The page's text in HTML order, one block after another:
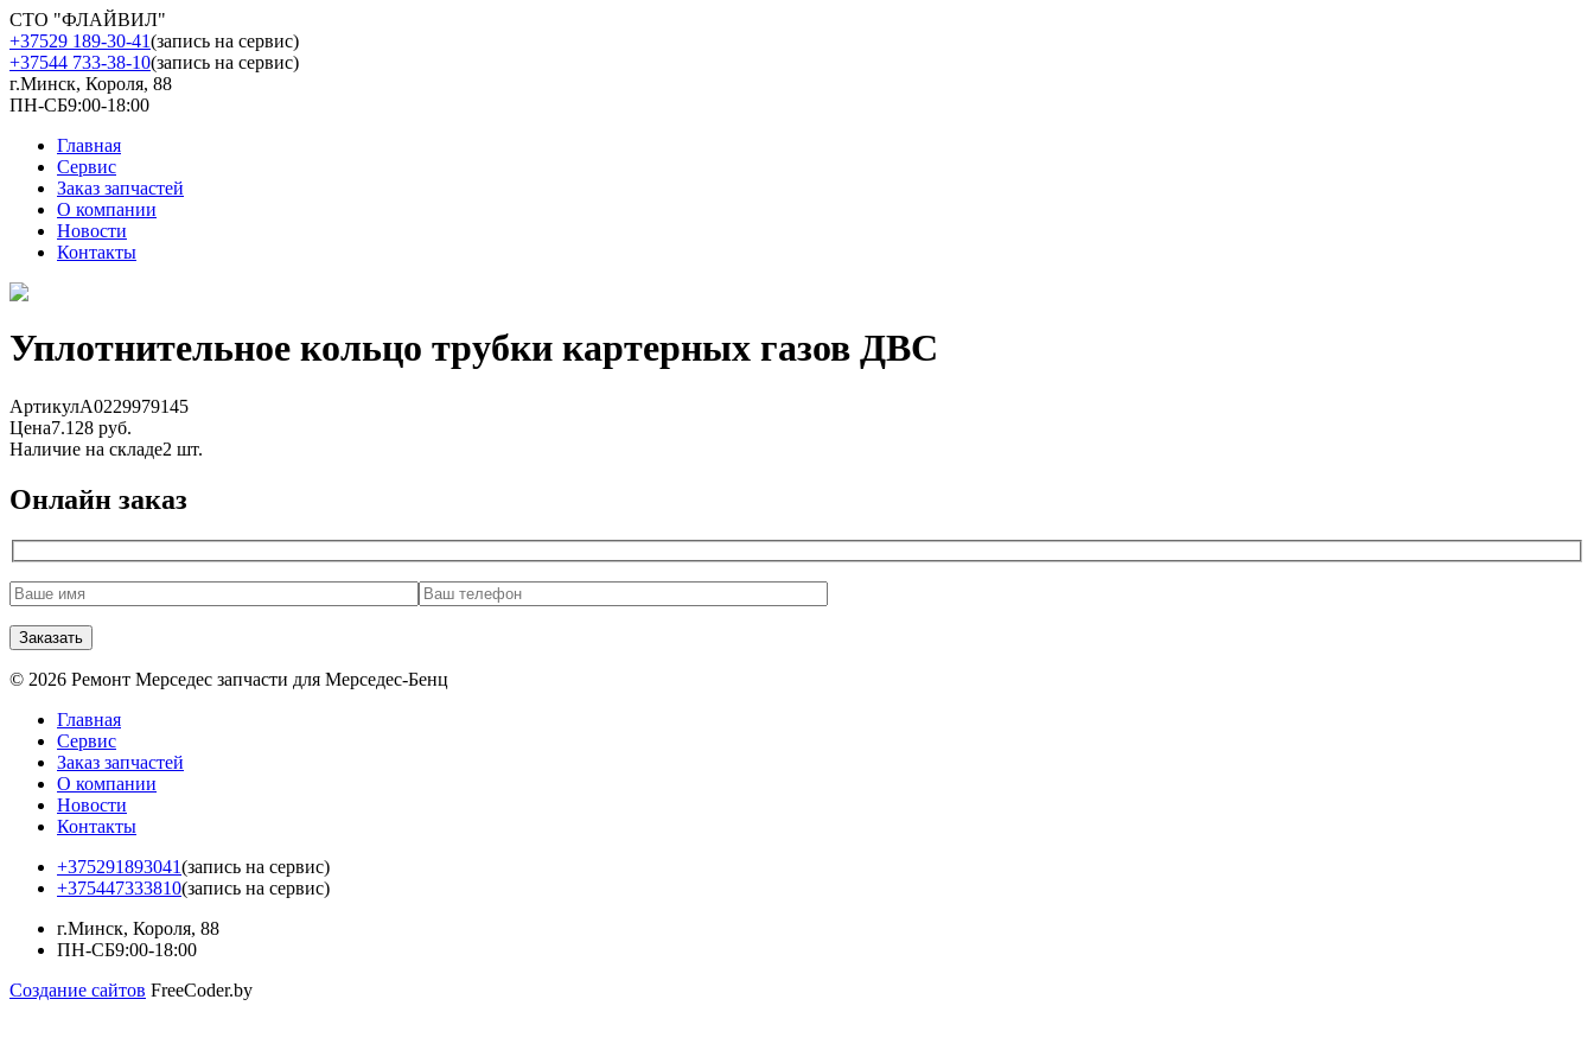
СТО "ФЛАЙВИЛ"
+37529 189-30-41(запись на сервис)
+37544 733-38-10(запись на сервис)
г.Минск, Короля, 88
ПН-СБ9:00-18:00
Главная
Сервис
Заказ запчастей
О компании
Новости
Контакты
Уплотнительное кольцо трубки картерных газов ДВС
АртикулA0229979145
Цена7.128 руб.
Наличие на складе2 шт.
Онлайн заказ
© 2026 Ремонт Мерседес запчасти для Мерседес-Бенц
Главная
Сервис
Заказ запчастей
О компании
Новости
Контакты
+375291893041(запись на сервис)
+375447333810(запись на сервис)
г.Минск, Короля, 88
ПН-СБ9:00-18:00
Создание сайтов FreeCoder.by